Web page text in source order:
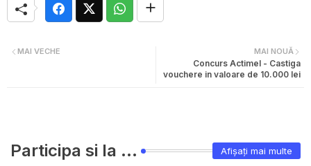
MAI NOUĂ
Concurs Actimel - Castiga
vouchere in valoare de 10.000 lei
MAI VECHE
Participa si la ... Afișați mai multe